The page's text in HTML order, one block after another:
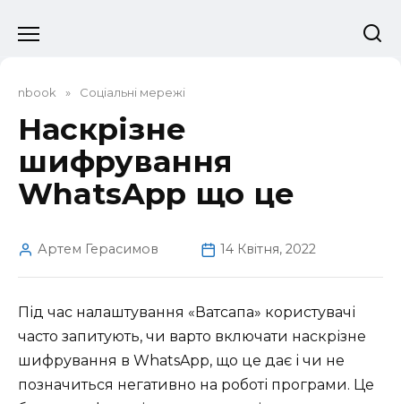
до
nbook » Соціальні мережі
Наскрізне
шифрування
WhatsApp що це
Артем Герасимов 14 Квітня, 2022
Під час налаштування «Ватсапа» користувачі
часто запитують, чи варто включати наскрізне
шифрування в WhatsApp, що це дає і чи не
позначиться негативно на роботі програми. Це